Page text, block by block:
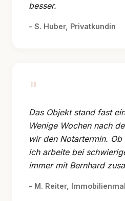
besser.
- S. Huber, Privatkundin
"
Das Objekt stand fast
Wenige Wochen nach
wir den Notartermin.
ich arbeite bei
immer mit Bernhard
- M. Reiter,